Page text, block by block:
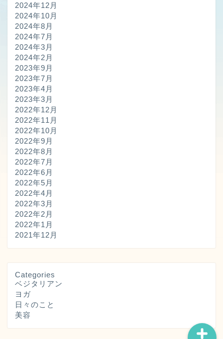
2024年12月
2024年10月
2024年8月
2024年7月
2024年3月
2024年2月
2023年9月
2023年7月
2023年4月
2023年3月
2022年12月
2022年11月
2022年10月
2022年9月
2022年8月
2022年7月
2022年6月
2022年5月
2022年4月
2022年3月
2022年2月
2022年1月
2021年12月
Categories
ベジタリアン
ヨガ
日々のこと
美容
プライバシーポリシー・